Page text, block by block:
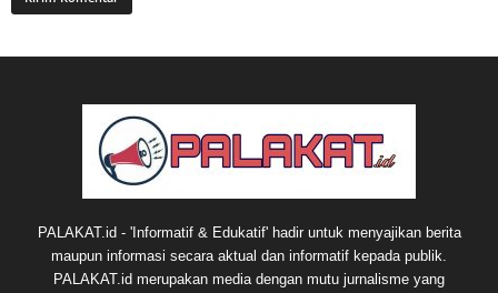
PALAKAT.id - 'Informatif & Edukatif' hadir untuk menyajikan berita
maupun informasi secara aktual dan informatif kepada publik.
PALAKAT.id merupakan media dengan mutu jurnalisme yang